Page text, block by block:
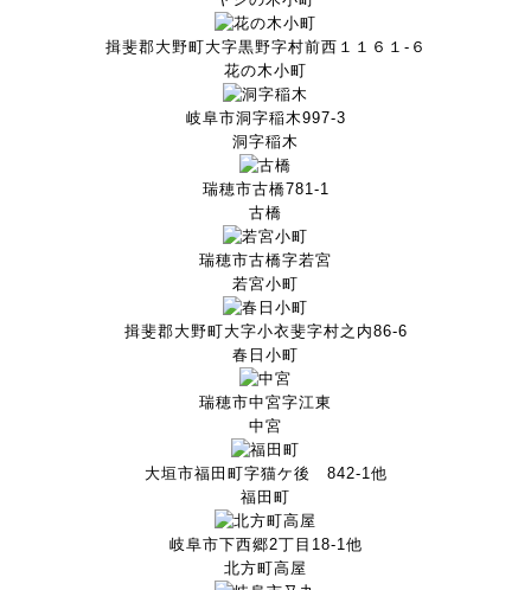
揖斐郡大野町大字黒野字村前西１１６１-６
花の木小町
岐阜市洞字稲木997-3
洞字稲木
瑞穂市古橋781-1
古橋
瑞穂市古橋字若宮
若宮小町
揖斐郡大野町大字小衣斐字村之内86-6
春日小町
瑞穂市中宮字江東
中宮
大垣市福田町字猫ケ後 842-1他
福田町
岐阜市下西郷2丁目18-1他
北方町高屋